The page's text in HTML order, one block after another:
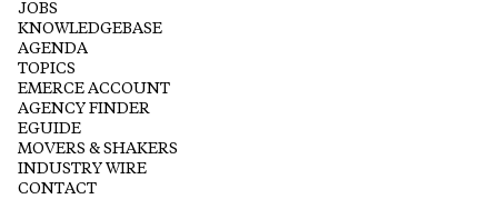
JOBS
KNOWLEDGEBASE
AGENDA
TOPICS
EMERCE ACCOUNT
AGENCY FINDER
EGUIDE
MOVERS & SHAKERS
INDUSTRY WIRE
CONTACT